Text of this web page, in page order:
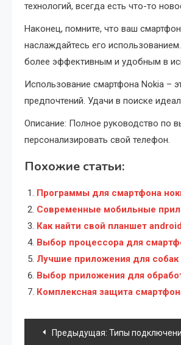
технологий, всегда есть что-то
Наконец, помните, что ваш
наслаждайтесь его
более эффективным и удобным в
Использование смартфона Nokia –
предпочтений. Удачи в поиске
Описание: Полное руководство по
персонализировать свой телефон.
Похожие статьи:
Программы для смартфона
Современные мобильные
Как найти свой планшет android
Выбор процессора для
Лучшие приложения для собак
Выбор приложения для
Комплексная защита
Навигация
Предыдущая: Типы подключения к